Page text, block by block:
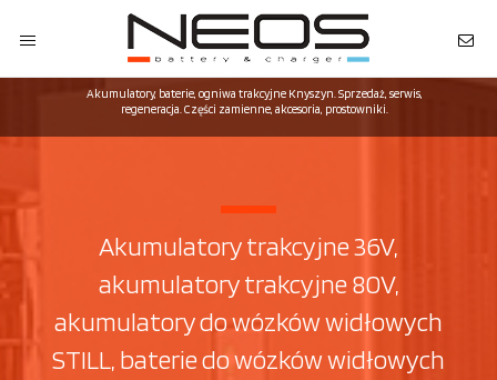
Akumulatory, baterie, ogniwa trakcyjne Knyszyn. Sprzedaż, serwis,
regeneracja. Części zamienne, akcesoria, prostowniki.
Akumulatory trakcyjne 36V,
akumulatory trakcyjne 80V,
akumulatory do wózków widłowych
STILL, baterie do wózków widłowych